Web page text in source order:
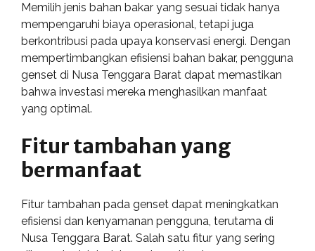
Memilih jenis bahan bakar yang sesuai tidak hanya
mempengaruhi biaya operasional, tetapi juga
berkontribusi pada upaya konservasi energi. Dengan
mempertimbangkan efisiensi bahan bakar, pengguna
genset di Nusa Tenggara Barat dapat memastikan
bahwa investasi mereka menghasilkan manfaat
yang optimal.
Fitur tambahan yang
bermanfaat
Fitur tambahan pada genset dapat meningkatkan
efisiensi dan kenyamanan pengguna, terutama di
Nusa Tenggara Barat. Salah satu fitur yang sering